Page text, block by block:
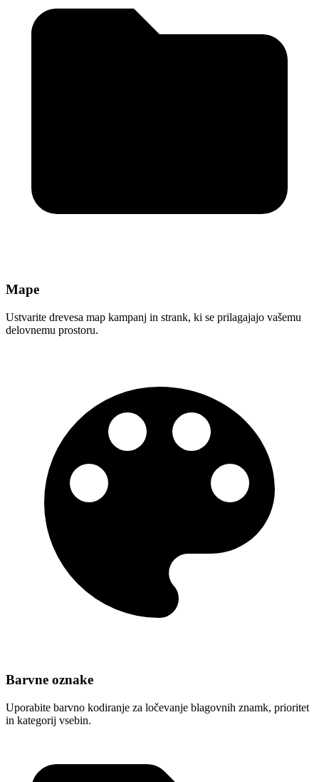
Mape
Ustvarite drevesa map kampanj in strank, ki se prilagajajo vašemu
delovnemu prostoru.
Barvne oznake
Uporabite barvno kodiranje za ločevanje blagovnih znamk, prioritet
in kategorij vsebin.